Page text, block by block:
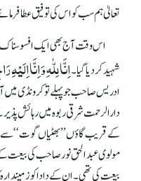
تعالیٰ ہم سب کو اس کی توفیق عطا
اس وقت آج بھی ایک افسوسناک
شہید کر دیا گیا۔اِنَّا لِلّٰہِ
ادریس صاحب جو پہلے تو کرونڈی میں
دارالرحمت شرقی ربوہ میں رہائش
کے قریب گاؤں ’’بھٹیاں گوت‘‘
بیعت کی تھی۔ ان کے دادا کو